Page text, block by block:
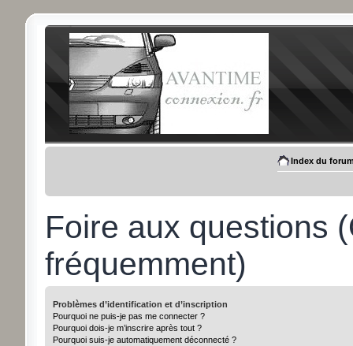
Index du
Foire aux questions
fréquemment)
Problèmes d’identification et d’inscription
Pourquoi ne puis-je pas me connecter ?
Pourquoi dois-je m’inscrire après tout ?
Pourquoi suis-je automatiquement déconnecté ?